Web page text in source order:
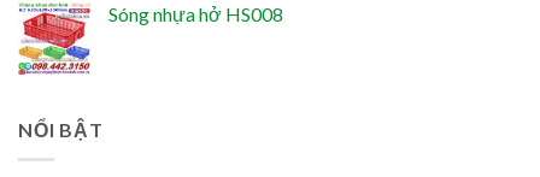
Sóng nhựa hở HS008
NỔI BẬT